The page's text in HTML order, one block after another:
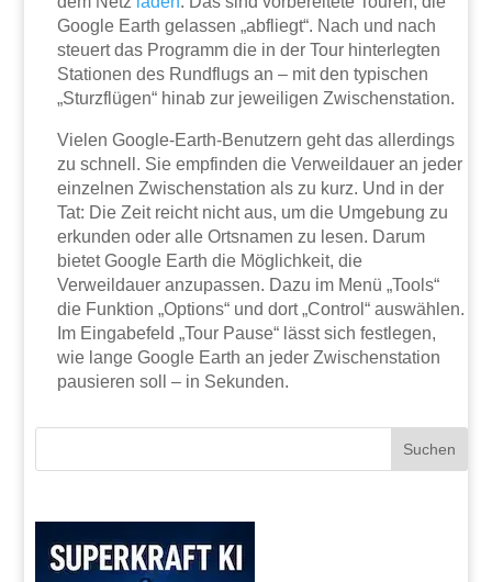
Google Earth gelassen „abfliegt“. Nach und nach
steuert das Programm die in der Tour hinterlegten
Stationen des Rundflugs an – mit den typischen
„Sturzflügen“ hinab zur jeweiligen Zwischenstation.
Vielen Google-Earth-Benutzern geht das allerdings
zu schnell. Sie empfinden die Verweildauer an jeder
einzelnen Zwischenstation als zu kurz. Und in der
Tat: Die Zeit reicht nicht aus, um die Umgebung zu
erkunden oder alle Ortsnamen zu lesen. Darum
bietet Google Earth die Möglichkeit, die
Verweildauer anzupassen. Dazu im Menü „Tools“
die Funktion „Options“ und dort „Control“ auswählen.
Im Eingabefeld „Tour Pause“ lässt sich festlegen,
wie lange Google Earth an jeder Zwischenstation
pausieren soll – in Sekunden.